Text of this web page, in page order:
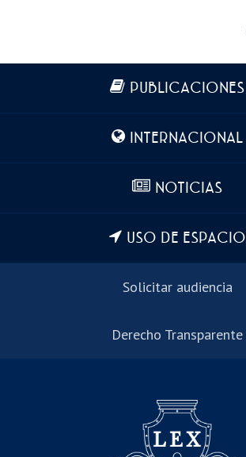
Más información
PUBLICACIONES
INTERNACIONAL
NOTICIAS
USO DE ESPACIO
Solicitar audiencia
Derecho Transparente